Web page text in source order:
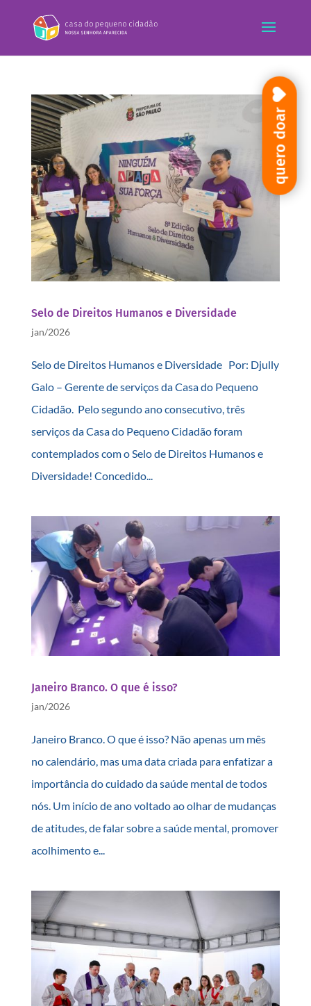
Selo de Direitos Humanos e Diversidade
jan/2026
Selo de Direitos Humanos e Diversidade Por: Djully
Galo – Gerente de serviços da Casa do Pequeno
Cidadão. Pelo segundo ano consecutivo, três
serviços da Casa do Pequeno Cidadão foram
contemplados com o Selo de Direitos Humanos e
Diversidade! Concedido...
Janeiro Branco. O que é isso?
jan/2026
Janeiro Branco. O que é isso? Não apenas um mês
no calendário, mas uma data criada para enfatizar a
importância do cuidado da saúde mental de todos
nós. Um início de ano voltado ao olhar de mudanças
de atitudes, de falar sobre a saúde mental, promover
acolhimento e...
quero doar